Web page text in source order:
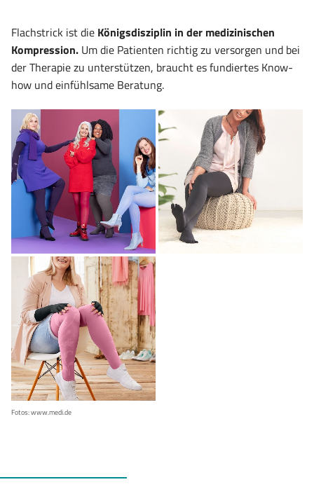
Flachstrick ist die Königsdisziplin in der medizinischen
Kompression. Um die Patienten richtig zu versorgen und bei
der Therapie zu unterstützen, braucht es fundiertes Know-
how und einfühlsame Beratung.
Fotos:www.medi.de